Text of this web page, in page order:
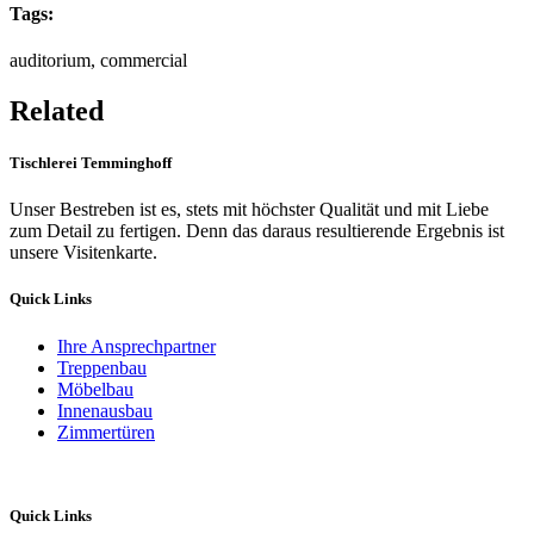
Tags:
auditorium, commercial
Related
Tischlerei Temminghoff
Unser Bestreben ist es, stets mit höchster Qualität und mit Liebe
zum Detail zu fertigen. Denn das daraus resultierende Ergebnis ist
unsere Visitenkarte.
Quick Links
Ihre Ansprechpartner
Treppenbau
Möbelbau
Innenausbau
Zimmertüren
Quick Links